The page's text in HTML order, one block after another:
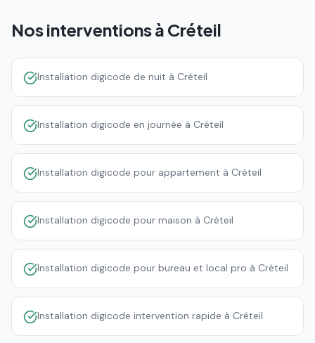
Nos interventions à Créteil
Installation digicode de nuit à Créteil
Installation digicode en journée à Créteil
Installation digicode pour appartement à Créteil
Installation digicode pour maison à Créteil
Installation digicode pour bureau et local pro à Créteil
Installation digicode intervention rapide à Créteil